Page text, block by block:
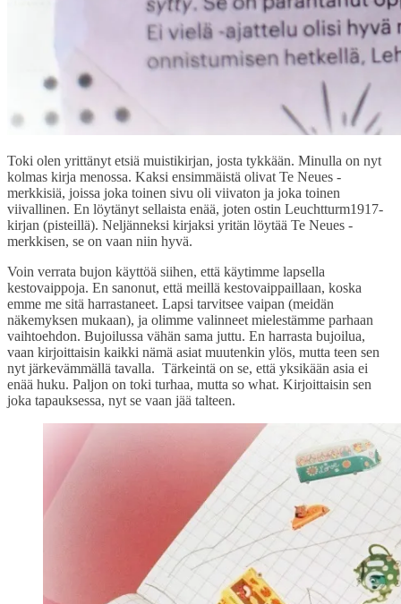
Toki olen yrittänyt etsiä muistikirjan, josta tykkään. Minulla on nyt
kolmas kirja menossa. Kaksi ensimmäistä olivat Te Neues -
merkkisiä, joissa joka toinen sivu oli viivaton ja joka toinen
viivallinen. En löytänyt sellaista enää, joten ostin Leuchtturm1917-
kirjan (pisteillä). Neljänneksi kirjaksi yritän löytää Te Neues -
merkkisen, se on vaan niin hyvä.
Voin verrata bujon käyttöä siihen, että käytimme lapsella
kestovaippoja. En sanonut, että meillä kestovaippaillaan, koska
emme me sitä harrastaneet. Lapsi tarvitsee vaipan (meidän
näkemyksen mukaan), ja olimme valinneet mielestämme parhaan
vaihtoehdon. Bujoilussa vähän sama juttu. En harrasta bujoilua,
vaan kirjoittaisin kaikki nämä asiat muutenkin ylös, mutta teen sen
nyt järkevämmällä tavalla. Tärkeintä on se, että yksikään asia ei
enää huku. Paljon on toki turhaa, mutta so what. Kirjoittaisin sen
joka tapauksessa, nyt se vaan jää talteen.